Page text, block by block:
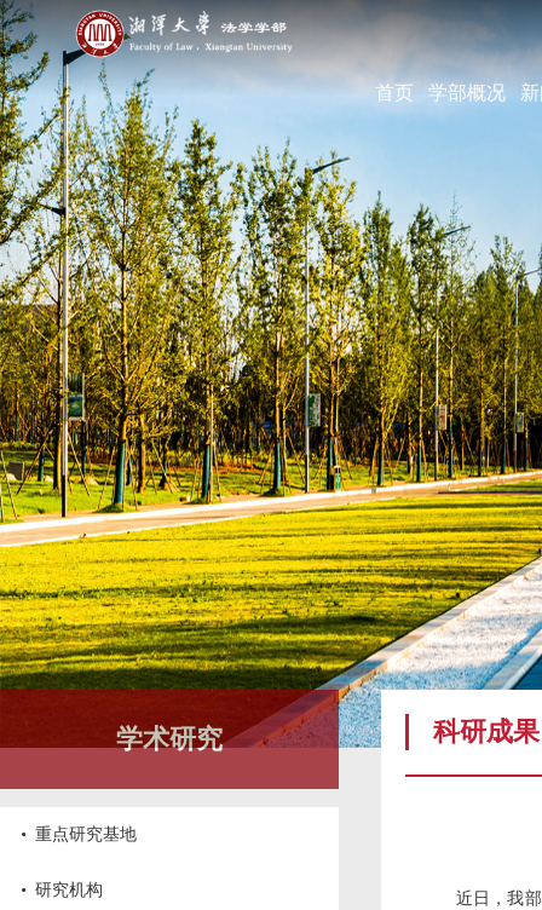
首页 学部概况
现任领导
机构设置
学部宣传片
部长寄语
学术研究
· 重点研究基地
· 研究机构
科研成果
近日，我